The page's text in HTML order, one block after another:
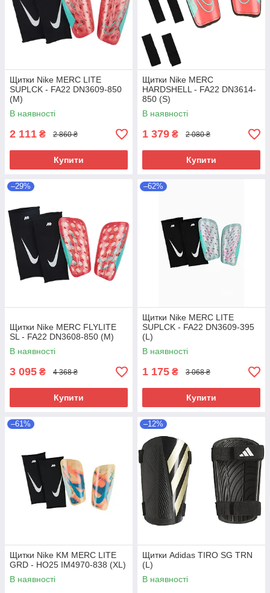
Щитки Nike MERC LITE
SUPLCK - FA22 DN3609-850
(М)
В наявності
2 111 ₴ 2 860 ₴
Купити
Щитки Nike MERC
HARDSHELL - FA22 DN3614-
850 (S)
В наявності
1 379 ₴ 2 080 ₴
Купити
–29%
Щитки Nike MERC FLYLITE
SL - FA22 DN3608-850 (М)
В наявності
3 095 ₴ 4 368 ₴
Купити
–62%
Щитки Nike MERC LITE
SUPLCK - FA22 DN3609-395
(L)
В наявності
1 175 ₴ 3 068 ₴
Купити
–61%
Щитки Nike KM MERC LITE
GRD - HO25 IM4970-838 (XL)
В наявності
–12%
Щитки Adidas TIRO SG TRN
(L)
В наявності